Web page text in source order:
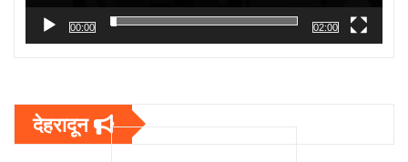
00:00 02:00
देहरादून